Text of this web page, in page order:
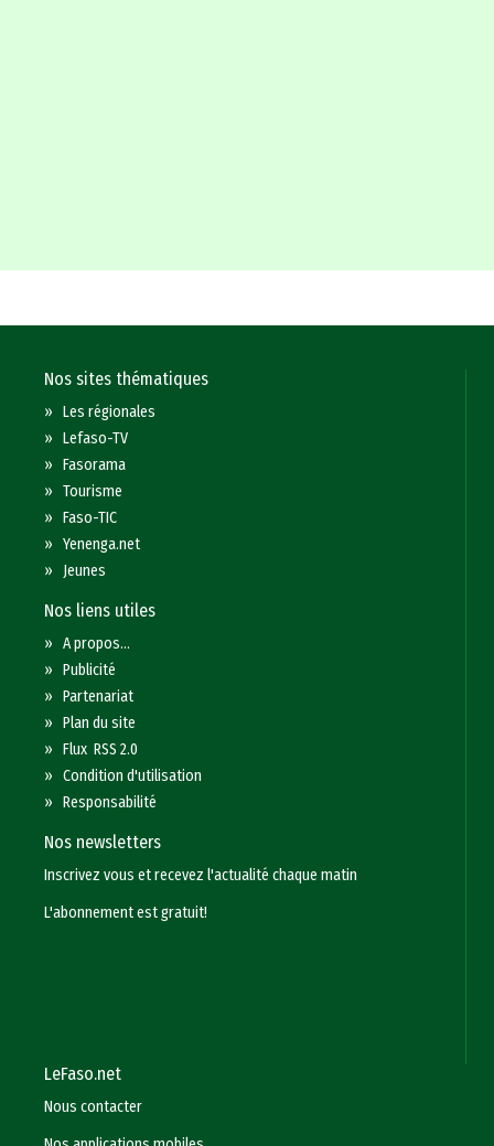
Nos sites thématiques
»Les régionales
»Lefaso-TV
»Fasorama
»Tourisme
»Faso-TIC
»Yenenga.net
» Jeunes
Nos liens utiles
»A propos...
»Publicité
»Partenariat
»Plan du site
»Flux RSS 2.0
»Condition d'utilisation
»Responsabilité
Nos newsletters
Inscrivez vous et recevez l'actualité chaque matin
L'abonnement est gratuit!
LeFaso.net
Nous contacter